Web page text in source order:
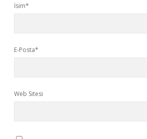
İsim*
E-Posta*
Web Sitesi